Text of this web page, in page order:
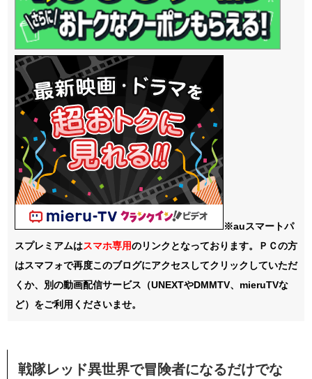
※auスマートパ
スプレミアムはスマホ専用のリンクとなっております。ＰＣの方
はスマフォで再度このブログにアクセスしてクリックしていただ
くか、別の動画配信サービス（UNEXTやDMMTV、mieruTVな
ど）をご利用くださいませ。
戦隊レッド異世界で冒険者になるだけでな